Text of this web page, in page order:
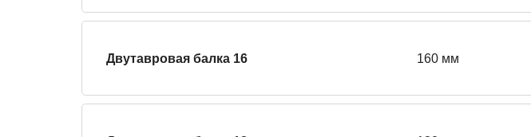
Двутавровая балка 16 160 мм